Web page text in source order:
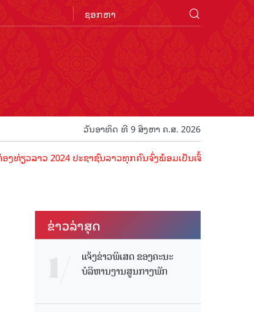
ວັນອາທິດ ທີ 9 ສິງຫາ ຄ.ສ. 2026
າວ 2024 ປະຊາຊົນລາວທຸກຄົນຈົ່ງພ້ອມເປັນເຈົ້າພາບທີ່ດີ ຕ້ອນຮັບນັ
ຂ່າວ​ລ່າ​ສຸດ
ແຈ້ງຂ່າວພິເສດ ຂອງຄະນະ
ບໍລິຫານງານສູນກາງພັກ